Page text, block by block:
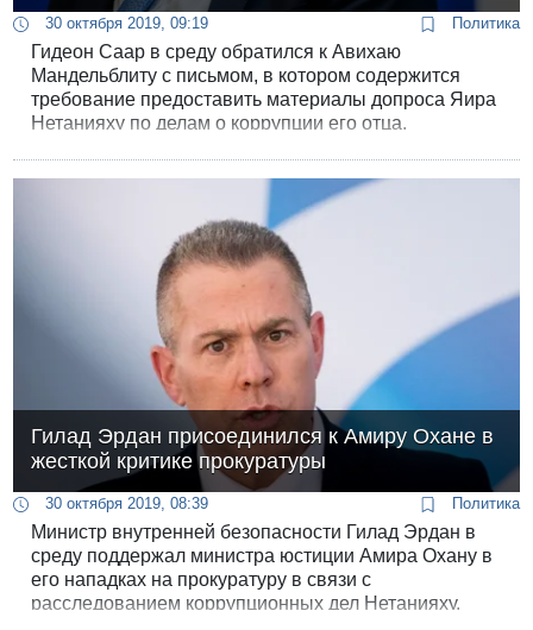
30 октября 2019, 09:19 Политика
Гидеон Саар в среду обратился к Авихаю
Мандельблиту с письмом, в котором содержится
требование предоставить материалы допроса Яира
Нетанияху по делам о коррупции его отца.
Гилад Эрдан присоединился к Амиру Охане в
жесткой критике прокуратуры
30 октября 2019, 08:39 Политика
Министр внутренней безопасности Гилад Эрдан в
среду поддержал министра юстиции Амира Охану в
его нападках на прокуратуру в связи с
расследованием коррупционных дел Нетанияху.